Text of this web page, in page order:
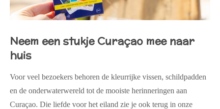
Neem een stukje Curaçao mee naar
huis
Voor veel bezoekers behoren de kleurrijke vissen, schildpadden
en de onderwaterwereld tot de mooiste herinneringen aan
Curaçao. Die liefde voor het eiland zie je ook terug in onze